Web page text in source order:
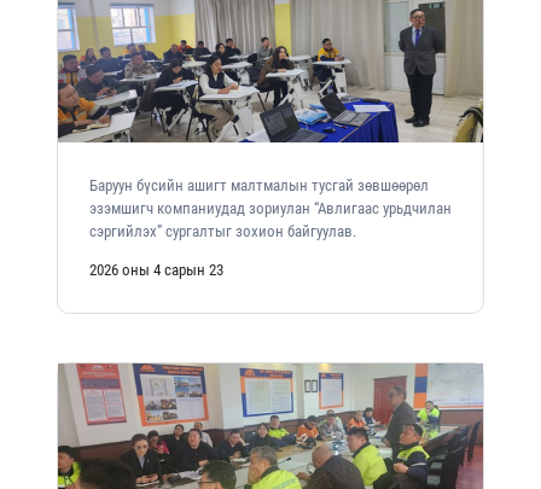
Баруун бүсийн ашигт малтмалын тусгай зөвшөөрөл
эзэмшигч компаниудад зориулан “Авлигаас урьдчилан
сэргийлэх” сургалтыг зохион байгуулав.
2026 оны 4 сарын 23